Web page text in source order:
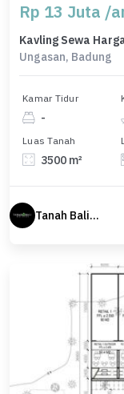
Rp 13 Juta /
Kavling Sewa
Ungasan, Badung
Kamar Tidur
-
Luas Tanah
3500 m²
Tanah Bali Real Estate